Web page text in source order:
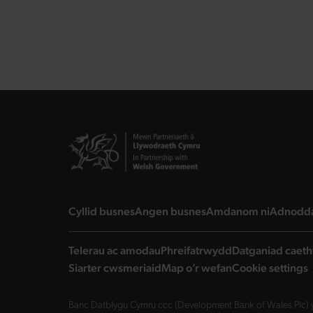
Cyllid busneslanding page
Angen busneslanding page
Amdanom nilanding
Telerau ac amodauPhreifatrwyddDatganiad
Siarter cwsmeriaidMap o’r wefanCookie settings
Banc Datblygu Cymru ccc (Development Bank of Wales